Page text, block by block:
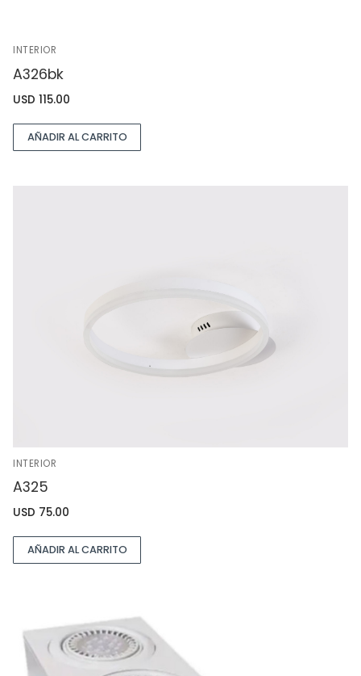
INTERIOR
A326bk
USD 115.00
AÑADIR AL CARRITO
INTERIOR
A325
USD 75.00
AÑADIR AL CARRITO